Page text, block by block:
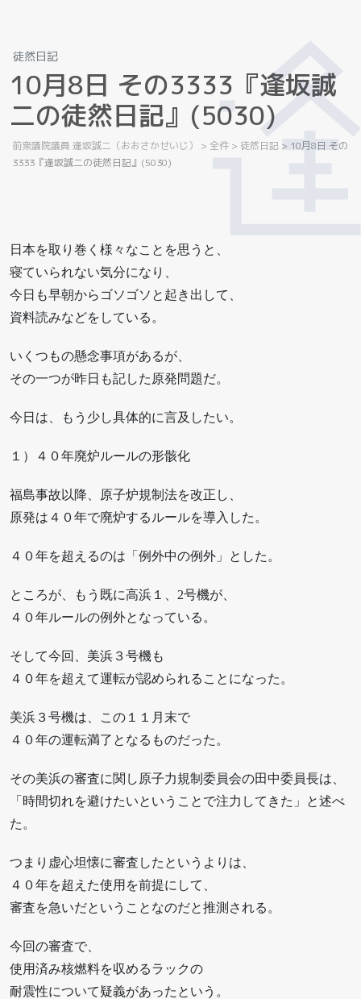
徒然日記
10月8日 その3333 『逢坂誠
二の徒然日記』 (5030)
前衆議院議員 逢坂誠二（おおさかせいじ） > 全件 > 徒然日記 > 10月8日 その
3333『逢坂誠二の徒然日記』(5030)
日本を取り巻く様々なことを思うと、
寝ていられない気分になり、
今日も早朝からゴソゴソと起き出して、
資料読みなどをしている。
いくつもの懸念事項があるが、
その一つが昨日も記した原発問題だ。
今日は、もう少し具体的に言及したい。
１）４０年廃炉ルールの形骸化
福島事故以降、原子炉規制法を改正し、
原発は４０年で廃炉するルールを導入した。
４０年を超えるのは「例外中の例外」とした。
ところが、もう既に高浜１、2号機が、
４０年ルールの例外となっている。
そして今回、美浜３号機も
４０年を超えて運転が認められることになった。
美浜３号機は、この１１月末で
４０年の運転満了となるものだった。
その美浜の審査に関し原子力規制委員会の田中委員長は、
「時間切れを避けたいということで注力してきた」と述べ
た。
つまり虚心坦懐に審査したというよりは、
４０年を超えた使用を前提にして、
審査を急いだということなのだと推測される。
今回の審査で、
使用済み核燃料を収めるラックの
耐震性について疑義があったという。